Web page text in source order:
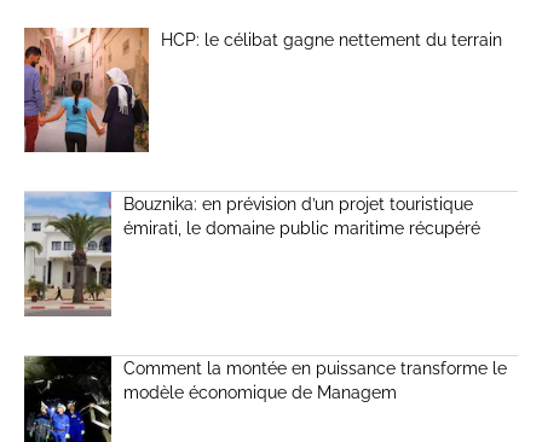
HCP: le célibat gagne nettement du terrain
Bouznika: en prévision d’un projet touristique
émirati, le domaine public maritime récupéré
Comment la montée en puissance transforme le
modèle économique de Managem